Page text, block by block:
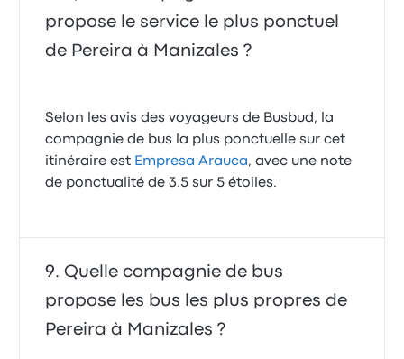
propose le service le plus ponctuel
de Pereira à Manizales ?
Selon les avis des voyageurs de Busbud, la
compagnie de bus la plus ponctuelle sur cet
itinéraire est Empresa Arauca, avec une note
de ponctualité de 3.5 sur 5 étoiles.
Quelle compagnie de bus
propose les bus les plus propres de
Pereira à Manizales ?